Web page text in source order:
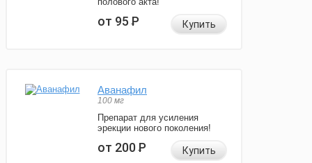
от 95Р Купить
Аванафил
100 мг
Препарат для усиления
эрекции нового поколения!
от 200Р Купить